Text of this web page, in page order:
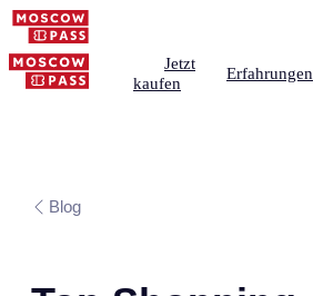
Jetzt
kaufen
Erfahrungen
Blog